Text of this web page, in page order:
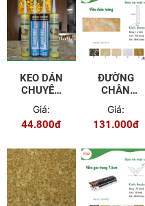
KEO DÁN
CHUYÊN
Giá:
44.800đ
ĐƯỜNG
CHÂN
CM TGL -
7915
Giá:
131.000đ